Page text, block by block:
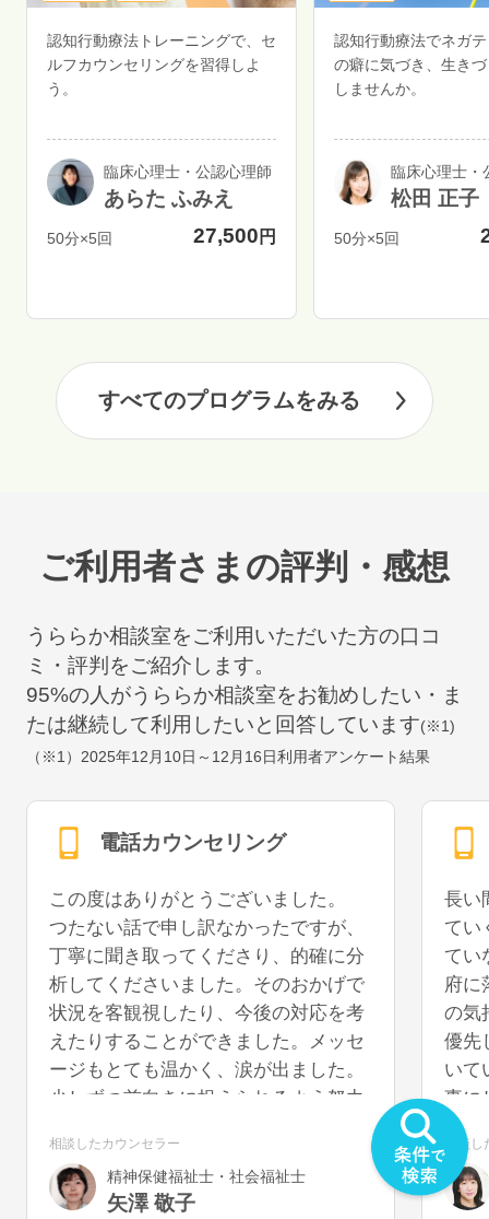
認知行動療法トレーニングで、セ
ルフカウンセリングを習得しよ
う。
臨床心理士・公認心理師
あらた ふみえ
50分×5回 27,500 円
認知行動療法でネガ
の癖に気づき、生き
しませんか。
臨床心理士・
松田 正子
50分×5回
すべてのプログラムをみる
ご利用者さまの評判・感想
うららか相談室をご利用いただいた方の口コ
ミ・評判をご紹介します。
95%の人がうららか相談室をお勧めしたい・ま
たは継続して利用したいと回答しています(※1)
（※1） 2025年12月10日～12月16日利用者アンケート結果
電話カウンセリング
この度はありがとうございました。
つたない話で申し訳なかったですが、
丁寧に聞き取ってくださり、的確に分
析してくださいました。そのおかげで
状況を客観視したり、今後の対応を考
えたりすることができました。メッセ
ージもとても温かく、涙が出ました。
少しずつ前向きに捉えられるよう努力
あれば、再度お話を聞いていただける
と幸いです。
相談したカウンセラー
精神保健福祉士・社会福祉士
矢澤 敬子
長い
てい
てい
府に
の気
優先
いて
事に
う
を切
気が
う
相談